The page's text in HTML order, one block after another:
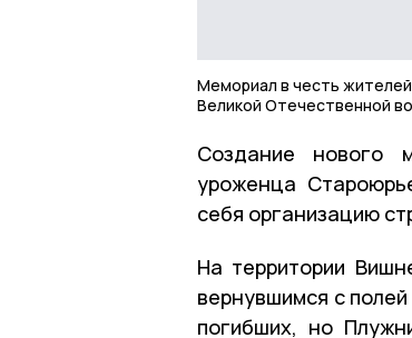
Мемориал в честь
Великой Отечественной
Создание нового
уроженца
себя организацию
На территории
вернувшимся с
погибших, но